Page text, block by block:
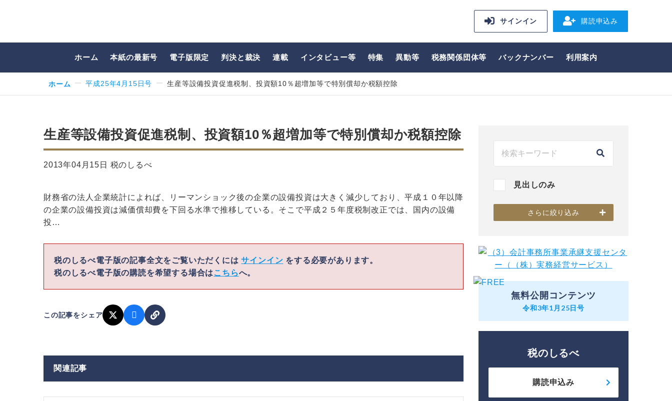
サインイン 購読申込み
ホーム 本紙の最新号 電子版限定 判決と裁決 連載 インタビュー等 特集 異動等 税務関係団体等 バックナンバー 利用案内
ホーム 平成25年4月15日号 生産等設備投資促進税制、投資額10％超増加等で特別償却か税額控除
生産等設備投資促進税制、投資額10％超増加等で特別償却か税額控除
2013年04月15日 税のしるべ
財務省の法人企業統計によれば、リーマンショック後の企業の設備投資は大きく減少しており、平成１０年以降
の企業の設備投資は減価償却費を下回る水準で推移している。そこで平成２５年度税制改正では、国内の設備
投…
税のしるべ電子版の記事全文をご覧いただくにはサインイン をする必要があります。
税のしるべ電子版の購読を希望する場合は こちらへ。
この記事をシェア
関連記事
見出しのみ
さらに絞り込み
無料公開コンテンツ
令和3年1月25日号
税のしるべ
購読申込み